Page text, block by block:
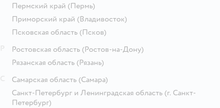
Пермский край (Пермь)
Приморский край (Владивосток)
Псковская область (Псков)
Ростовская область (Ростов-на-Дону)
Рязанская область (Рязань)
Самарская область (Самара)
Санкт-Петербург и Ленинградская область (г. Санкт-
Петербург)